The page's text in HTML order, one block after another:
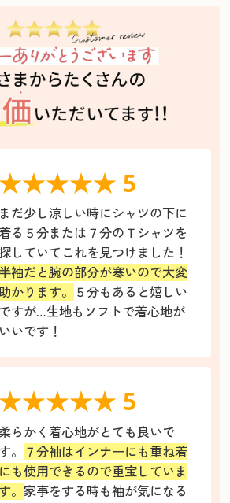
★★★★★ 5
まだ少し涼しい時にシャツの下に
る５分または７分のＴシャツを
探していてこれを見つけました！
半袖だと腕の部分が寒いので大変
かります。
５分もあると嬉しい
ですが…生地もソフトで着心地が
いいです！
★★★★★ 5
柔らかく着心地がとても良いで
す。
７分袖はインナーにも重ね着
にも使用できるので重宝していま
す。 家事をする時も袖が気になる